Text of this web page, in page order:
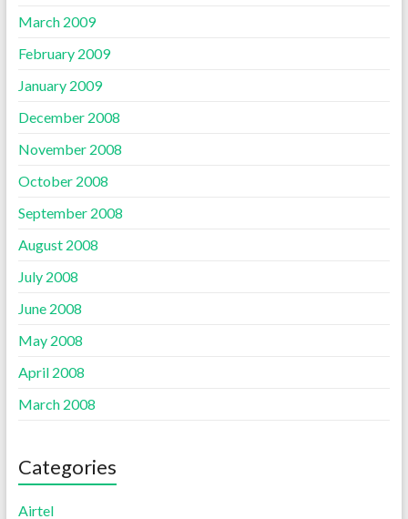
March 2009
February 2009
January 2009
December 2008
November 2008
October 2008
September 2008
August 2008
July 2008
June 2008
May 2008
April 2008
March 2008
Categories
Airtel